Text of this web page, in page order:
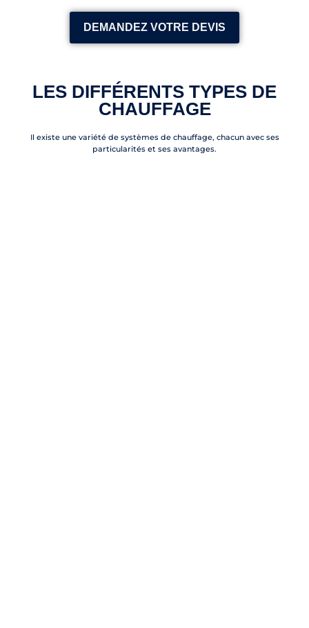
DEMANDEZ VOTRE DEVIS
LES DIFFÉRENTS TYPES DE
CHAUFFAGE
Il existe une variété de systèmes de chauffage, chacun avec ses
particularités et ses avantages.